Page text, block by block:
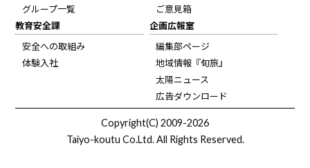
グループ一覧
ご意見箱
教育安全課
安全への取組み
体験入社
企画広報室
編集部ページ
地域情報『旬旅』
太陽ニュース
広告ダウンロード
Copyright(C) 2009-2026
Taiyo-koutu Co.Ltd. All Rights Reserved.